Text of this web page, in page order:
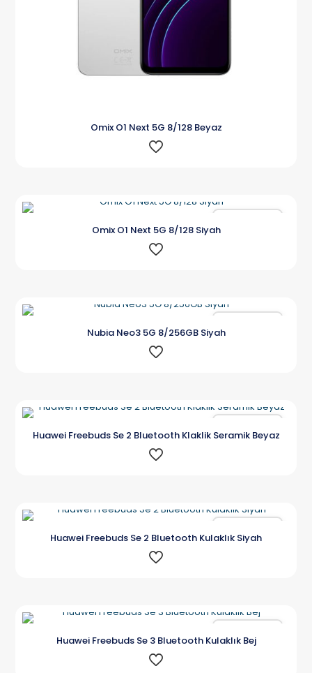
Omix O1 Next 5G 8/128 Beyaz
Omix O1 Next 5G 8/128 Siyah
Nubia Neo3 5G 8/256GB Siyah
Huawei Freebuds Se 2 Bluetooth Klaklik Seramik Beyaz
Huawei Freebuds Se 2 Bluetooth Kulaklık Siyah
Huawei Freebuds Se 3 Bluetooth Kulaklık Bej